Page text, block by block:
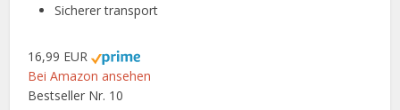
Sicherer transport
16,99 EUR
Bei Amazon ansehen
Bestseller Nr. 10